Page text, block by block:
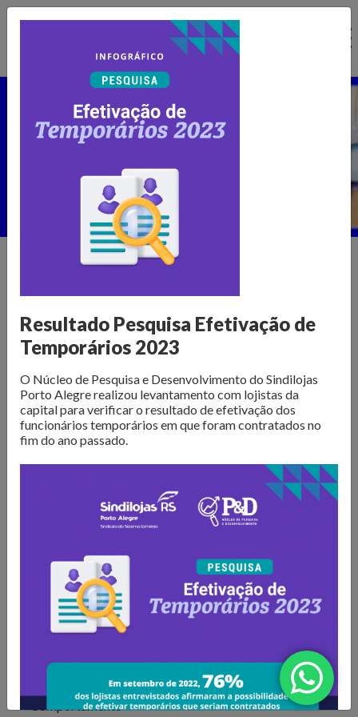
Ir
Núcleo de Pesquisa
Publicações > Núcleo de Pesquisa
Informações para transformar o
varejo
levantamentos sobre as questões mais importantes para o
varejo da Capital. Dados deintenção de compra,
resultado de vendas e comportamento do consumidor
são divulgados para que os lojistas possam organizar seus
negócios da melhor forma. Além disso, são produzidose-
books com tendências e análises do mercado, para
inspirar os negócios em sua atualização e transformação.
Confira as publicações!
Todos
Comportamento
Resultado Pesquisa Efetivação de
Temporários 2023
O Núcleo de Pesquisa e Desenvolvimento do Sindilojas
Porto Alegre realizou levantamento com lojistas da
capital para verificar o resultado de efetivação dos
funcionários temporários em que foram contratados no
fim do ano passado.